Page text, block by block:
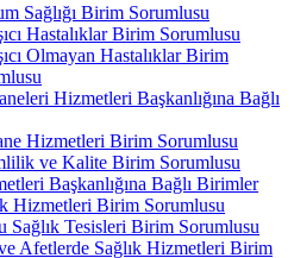
Sağlığı Birim Sorumlusu
Hastalıklar Birim Sorumlusu
Olmayan Hastalıklar Birim
Hizmetleri Başkanlığına Bağlı
Hizmetleri Birim Sorumlusu
ve Kalite Birim Sorumlusu
Başkanlığına Bağlı Birimler
Hizmetleri Birim Sorumlusu
Sağlık Tesisleri Birim Sorumlusu
Afetlerde Sağlık Hizmetleri Birim